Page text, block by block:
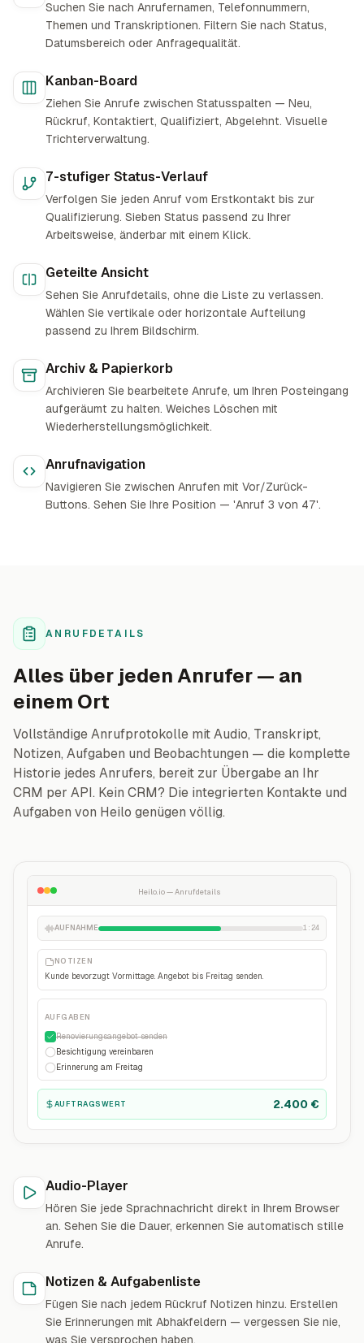
Suchen Sie nach Anrufernamen, Telefonnummern,
Themen und Transkriptionen. Filtern Sie nach Status,
Datumsbereich oder Anfragequalität.
Kanban-Board
Ziehen Sie Anrufe zwischen Statusspalten — Neu,
Rückruf, Kontaktiert, Qualifiziert, Abgelehnt. Visuelle
Trichterverwaltung.
7-stufiger Status-Verlauf
Verfolgen Sie jeden Anruf vom Erstkontakt bis zur
Qualifizierung. Sieben Status passend zu Ihrer
Arbeitsweise, änderbar mit einem Klick.
Geteilte Ansicht
Sehen Sie Anrufdetails, ohne die Liste zu verlassen.
Wählen Sie vertikale oder horizontale Aufteilung
passend zu Ihrem Bildschirm.
Archiv & Papierkorb
Archivieren Sie bearbeitete Anrufe, um Ihren Posteingang
aufgeräumt zu halten. Weiches Löschen mit
Wiederherstellungsmöglichkeit.
Anrufnavigation
Navigieren Sie zwischen Anrufen mit Vor/Zurück-
Buttons. Sehen Sie Ihre Position — 'Anruf 3 von 47'.
ANRUFDETAILS
Alles über jeden Anrufer — an
einem Ort
Vollständige Anrufprotokolle mit Audio, Transkript,
Notizen, Aufgaben und Beobachtungen — die komplette
Historie jedes Anrufers, bereit zur Übergabe an Ihr
CRM per API. Kein CRM? Die integrierten Kontakte und
Aufgaben von Heilo genügen völlig.
Heilo.io — Anrufdetails
AUFNAHME 1:24
NOTIZEN
Kunde bevorzugt Vormittage. Angebot bis Freitag senden.
AUFGABEN
Renovierungsangebot senden
Besichtigung vereinbaren
Erinnerung am Freitag
AUFTRAGSWERT 2.400 €
Audio-Player
Hören Sie jede Sprachnachricht direkt in Ihrem Browser
an. Sehen Sie die Dauer, erkennen Sie automatisch stille
Anrufe.
Notizen & Aufgabenliste
Fügen Sie nach jedem Rückruf Notizen hinzu. Erstellen
Sie Erinnerungen mit Abhakfeldern — vergessen Sie nie,
was Sie versprochen haben.